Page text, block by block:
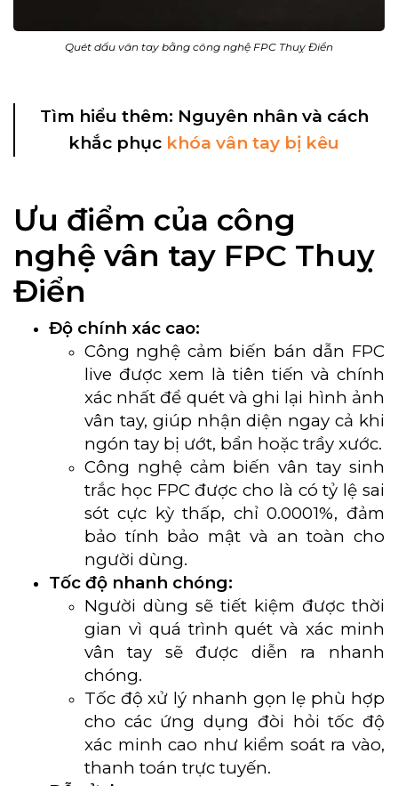
Quét dấu vân tay bằng công nghệ FPC Thuỵ Điển
Tìm hiểu thêm: Nguyên nhân và cách
khắc phục khóa vân tay bị kêu
Ưu điểm của công
nghệ vân tay FPC Thuỵ
Điển
Độ chính xác cao:
Công nghệ cảm biến bán dẫn FPC
live được xem là tiên tiến và chính
xác nhất để quét và ghi lại hình ảnh
vân tay, giúp nhận diện ngay cả khi
ngón tay bị ướt, bẩn hoặc trầy xước.
Công nghệ cảm biến vân tay sinh
trắc học FPC được cho là có tỷ lệ sai
sót cực kỳ thấp, chỉ 0.0001%, đảm
bảo tính bảo mật và an toàn cho
người dùng.
Tốc độ nhanh chóng:
Người dùng sẽ tiết kiệm được thời
gian vì quá trình quét và xác minh
vân tay sẽ được diễn ra nhanh
chóng.
Tốc độ xử lý nhanh gọn lẹ phù hợp
cho các ứng dụng đòi hỏi tốc độ
xác minh cao như kiểm soát ra vào,
thanh toán trực tuyến.